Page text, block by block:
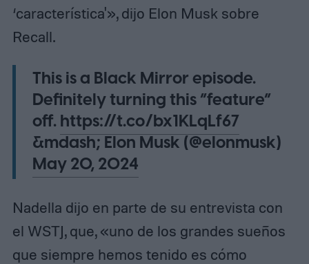
‘característica'», dijo Elon Musk sobre
Recall.
This is a Black Mirror episode.
Definitely turning this “feature”
off.https://t.co/bx1KLqLf67
&mdash; Elon Musk (@elonmusk)
May 20, 2024
Nadella dijo en parte de su entrevista con
el WSTJ, que, «uno de los grandes sueños
que siempre hemos tenido es cómo